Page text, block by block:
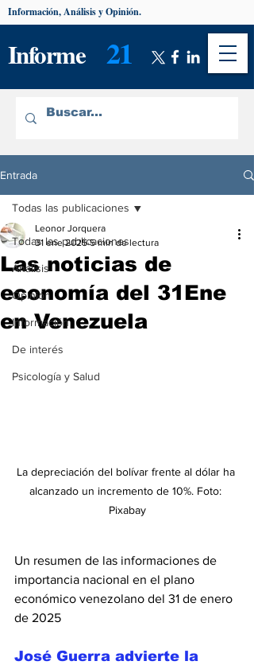
Informe 21
Información, Análisis y Opinión.
Entrada
Todas las publicaciones
Análisis
Opinión
Información
De interés
Psicología y Salud
Todas las publicaciones
Las noticias de
economía del 31Ene
en Venezuela
Leonor Jorquera
31 ene 2025 5 min de lectura
La depreciación del bolívar frente al dólar ha
alcanzado un incremento de 10%. Foto:
Pixabay
Un resumen de las informaciones de
importancia nacional en el plano
económico venezolano del 31 de enero
de 2025
José Guerra advierte la